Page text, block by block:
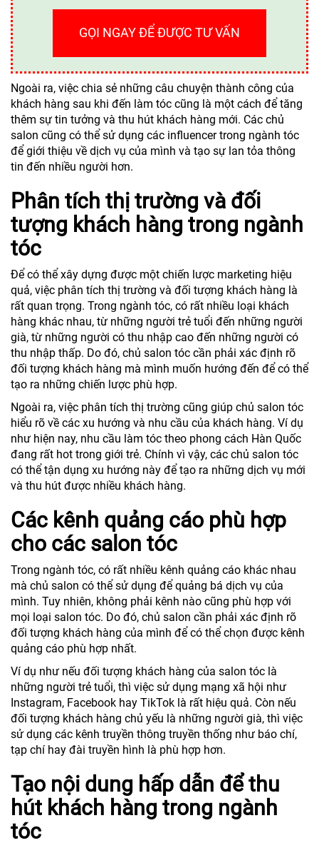
GỌI NGAY ĐỂ ĐƯỢC TƯ VẤN
Ngoài ra, việc chia sẻ những câu chuyện thành công của
khách hàng sau khi đến làm tóc cũng là một cách để tăng
thêm sự tin tưởng và thu hút khách hàng mới. Các chủ
salon cũng có thể sử dụng các influencer trong ngành tóc
để giới thiệu về dịch vụ của mình và tạo sự lan tỏa thông
tin đến nhiều người hơn.
Phân tích thị trường và đối
tượng khách hàng trong ngành
tóc
Để có thể xây dựng được một chiến lược marketing hiệu
quả, việc phân tích thị trường và đối tượng khách hàng là
rất quan trọng. Trong ngành tóc, có rất nhiều loại khách
hàng khác nhau, từ những người trẻ tuổi đến những người
già, từ những người có thu nhập cao đến những người có
thu nhập thấp. Do đó, chủ salon tóc cần phải xác định rõ
đối tượng khách hàng mà mình muốn hướng đến để có thể
tạo ra những chiến lược phù hợp.
Ngoài ra, việc phân tích thị trường cũng giúp chủ salon tóc
hiểu rõ về các xu hướng và nhu cầu của khách hàng. Ví dụ
như hiện nay, nhu cầu làm tóc theo phong cách Hàn Quốc
đang rất hot trong giới trẻ. Chính vì vậy, các chủ salon tóc
có thể tận dụng xu hướng này để tạo ra những dịch vụ mới
và thu hút được nhiều khách hàng.
Các kênh quảng cáo phù hợp
cho các salon tóc
Trong ngành tóc, có rất nhiều kênh quảng cáo khác nhau
mà chủ salon có thể sử dụng để quảng bá dịch vụ của
mình. Tuy nhiên, không phải kênh nào cũng phù hợp với
mọi loại salon tóc. Do đó, chủ salon cần phải xác định rõ
đối tượng khách hàng của mình để có thể chọn được kênh
quảng cáo phù hợp nhất.
Ví dụ như nếu đối tượng khách hàng của salon tóc là
những người trẻ tuổi, thì việc sử dụng mạng xã hội như
Instagram, Facebook hay TikTok là rất hiệu quả. Còn nếu
đối tượng khách hàng chủ yếu là những người già, thì việc
sử dụng các kênh truyền thông truyền thống như báo chí,
tạp chí hay đài truyền hình là phù hợp hơn.
Tạo nội dung hấp dẫn để thu
hút khách hàng trong ngành
tóc